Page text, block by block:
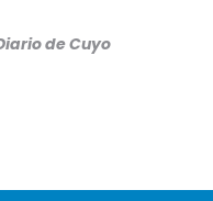
de Cuyo